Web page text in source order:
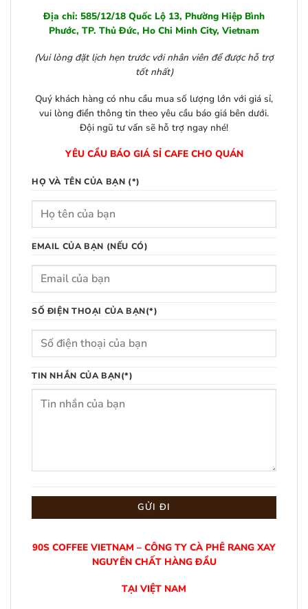
Địa chỉ: 585/12/18 Quốc Lộ 13, Phường Hiệp Bình
Phước, TP. Thủ Đức, Ho Chi Minh City, Vietnam
(Vui lòng đặt lịch hẹn trước với nhân viên để được hỗ trợ
tốt nhất)
Quý khách hàng có nhu cầu mua số lượng lớn với giá sỉ,
vui lòng điền thông tin theo yêu cầu báo giá bên dưới.
Đội ngũ tư vấn sẽ hỗ trợ ngay nhé!
YÊU CẦU BÁO GIÁ SỈ CAFE CHO QUÁN
HỌ VÀ TÊN CỦA BẠN (*)
EMAIL CỦA BẠN (NẾU CÓ)
SỐ ĐIỆN THOẠI CỦA BẠN(*)
TIN NHẮN CỦA BẠN(*)
90S COFFEE VIETNAM – CÔNG TY CÀ PHÊ RANG XAY
NGUYÊN CHẤT HÀNG ĐẦU
TẠI VIỆT NAM